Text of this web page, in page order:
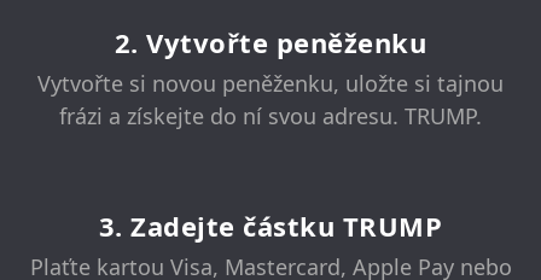
2. Vytvořte peněženku
Vytvořte si novou peněženku, uložte si tajnou
frázi a získejte do ní svou adresu. TRUMP.
3. Zadejte částku TRUMP
Plaťte kartou Visa, Mastercard, Apple Pay nebo